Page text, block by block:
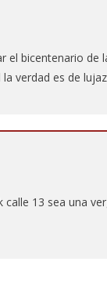
el bicentenario de
verdad es de
13 sea una